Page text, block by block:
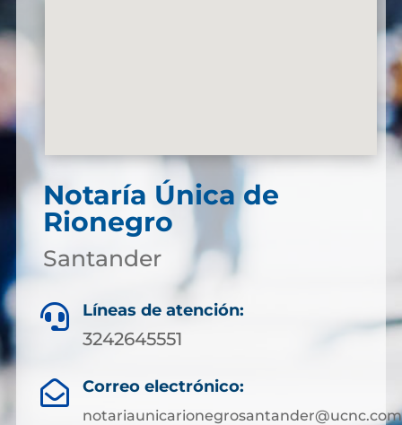
Notaría Única de
Rionegro
Santander
 Líneas de atención:
3242645551
 Correo electrónico: